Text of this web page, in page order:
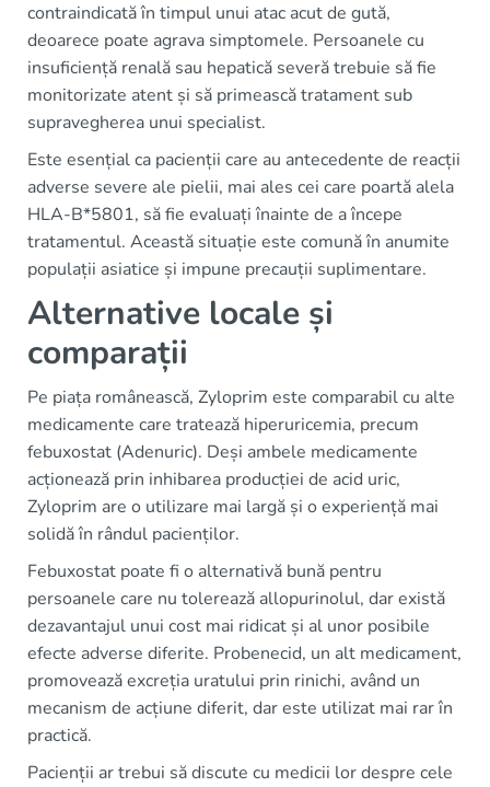
contraindicată în timpul unui atac acut de gută,
deoarece poate agrava simptomele. Persoanele cu
insuficiență renală sau hepatică severă trebuie să fie
monitorizate atent și să primească tratament sub
supravegherea unui specialist.
Este esențial ca pacienții care au antecedente de reacții
adverse severe ale pielii, mai ales cei care poartă alela
HLA-B*5801, să fie evaluați înainte de a începe
tratamentul. Această situație este comună în anumite
populații asiatice și impune precauții suplimentare.
Alternative locale și
comparații
Pe piața românească, Zyloprim este comparabil cu alte
medicamente care tratează hiperuricemia, precum
febuxostat (Adenuric). Deși ambele medicamente
acționează prin inhibarea producției de acid uric,
Zyloprim are o utilizare mai largă și o experiență mai
solidă în rândul pacienților.
Febuxostat poate fi o alternativă bună pentru
persoanele care nu tolerează allopurinolul, dar există
dezavantajul unui cost mai ridicat și al unor posibile
efecte adverse diferite. Probenecid, un alt medicament,
promovează excreția uratului prin rinichi, având un
mecanism de acțiune diferit, dar este utilizat mai rar în
practică.
Pacienții ar trebui să discute cu medicii lor despre cele